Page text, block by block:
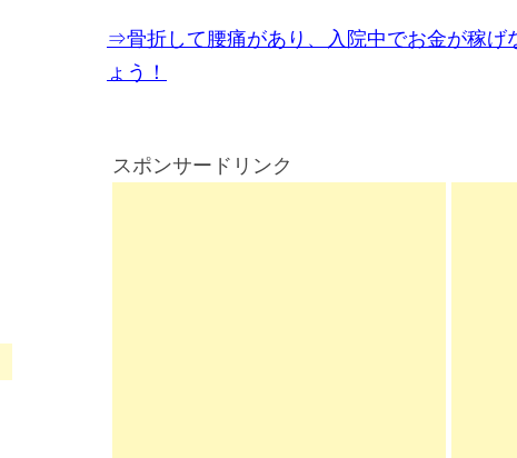
⇒骨折して腰痛があり、入院中でお金が稼げ
ょう！
スポンサードリンク